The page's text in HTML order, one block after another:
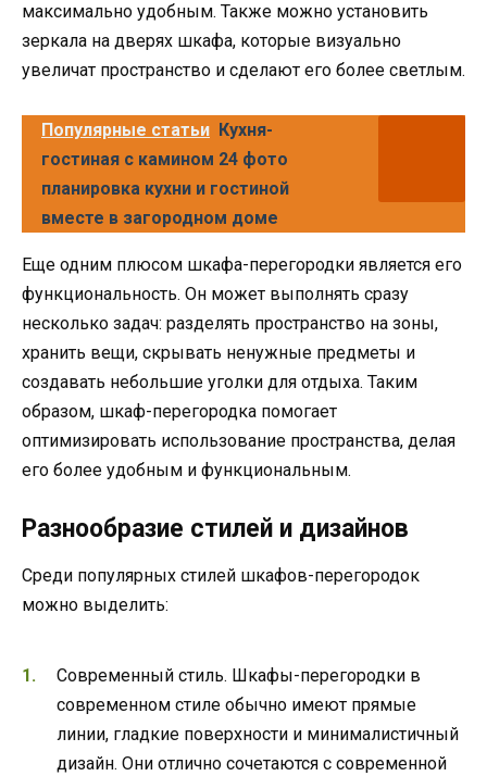
максимально удобным. Также можно установить
зеркала на дверях шкафа, которые визуально
увеличат пространство и сделают его более светлым.
Популярные статьи Кухня-
гостиная с камином 24 фото
планировка кухни и гостиной
вместе в загородном доме
Еще одним плюсом шкафа-перегородки является его
функциональность. Он может выполнять сразу
несколько задач: разделять пространство на зоны,
хранить вещи, скрывать ненужные предметы и
создавать небольшие уголки для отдыха. Таким
образом, шкаф-перегородка помогает
оптимизировать использование пространства, делая
его более удобным и функциональным.
Разнообразие стилей и дизайнов
Среди популярных стилей шкафов-перегородок
можно выделить:
Современный стиль. Шкафы-перегородки в
современном стиле обычно имеют прямые
линии, гладкие поверхности и минималистичный
дизайн. Они отлично сочетаются с современной